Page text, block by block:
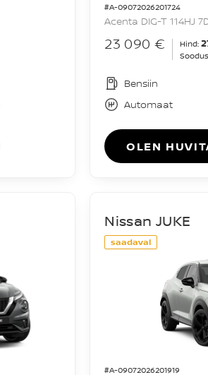
#A-09072026201724
Acenta DIG-T 114HJ
23 090 € Hind:
Bensiin
Automaat
OLEN
saadaval
#A-09072026201919
Nissan JUKE